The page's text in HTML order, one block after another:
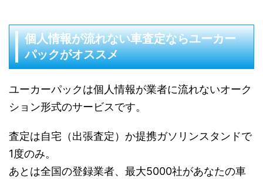
個人情報が流れない車査定ならユーカー
パックがオススメ
ユーカーパックは個人情報が業者に流れないオーク
ション形式のサービスです。
査定は自宅（出張査定）か提携ガソリンスタンドで
1度のみ。
あとは全国の登録業者、最大5000社があなたの車